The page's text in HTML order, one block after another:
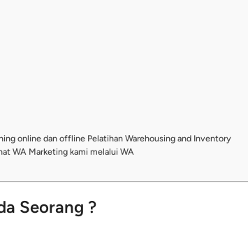
online dan offline Pelatihan Warehousing and Inventory
WA Marketing kami melalui WA
Seorang ?